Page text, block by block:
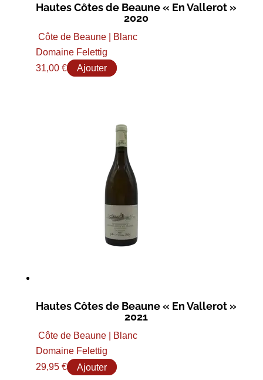
Hautes Côtes de Beaune « En Vallerot »
2020
Côte de Beaune | Blanc
Domaine Felettig
31,00 € Ajouter
Hautes Côtes de Beaune « En Vallerot »
2021
Côte de Beaune | Blanc
Domaine Felettig
29,95 € Ajouter